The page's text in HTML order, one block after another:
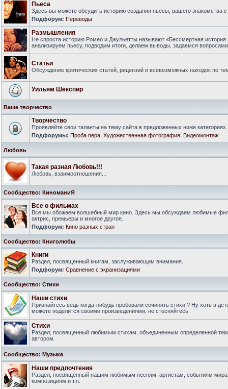
Пьеса
Здесь вы можете обсудить историю создания пьесы, вашего знакомства
Подфорум: Переводы
Размышления
Не спроста историю Ромео и Джульетты называют «Бессмертная
анализируем пьесу, подводим итоги, делаем выводы, задаемся
Статьи
Обсуждение критических статей, рецензий и всевозможных находок по
Уильям Шекспир
Ваше творчество
Творчество
Проявляйте свои таланты на тему сайта в предложенных ниже категориях.
Подфорумы: Проба пера Художественная фотография Видеомонтаж
Любовь
Такая разная Любовь!!!
Любовь, взаимоотношения...
Сообщество: КиноманиЯ
Все о фильмах
Все мы обожаем волшебный мир кино. Здесь мы обсуждаем любимые
актрис, премьеры и многое другое.
Подфорум: Кино разных стран
Сообщество: Книголюбы
Книги
Раздел, посвященный книгам, заслуживающим внимания.
Подфорум: Сравнение с экранизациями
Сообщество: Стихи
Наши стихи
Признайтесь ведь когда-нибудь пробовали сочинять стихи!? Ну хоть в
можете поделится своими произведениями, не стесняйтесь.
Стихи
Раздел, посвященный любимым стихам, объединенным определенной
автором.
Сообщество: Музыка
Наши предпочтения
Раздел, посвященный нашим любимым песням, артистам, событиям
композициям и т.п.